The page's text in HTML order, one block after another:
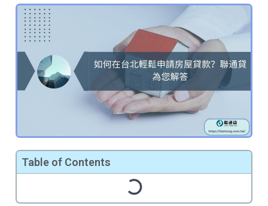
Table of Contents